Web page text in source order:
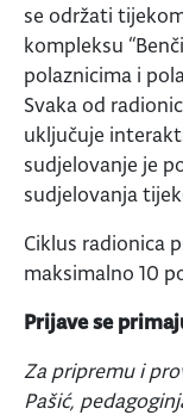
se održati
kompleksu
polaznicima i
Svaka od
uključuje
sudjelovanje je
sudjelovanja
Ciklus radionica
maksimalno 10
Prijave se
Za pripremu i
Pašić,